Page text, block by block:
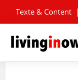
Texte & Content |